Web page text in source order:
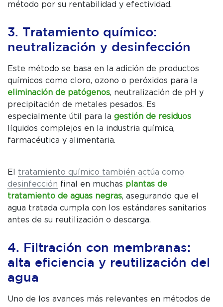
método por su rentabilidad y efectividad.
3. Tratamiento químico:
neutralización y desinfección
Este método se basa en la adición de productos
químicos como cloro, ozono o peróxidos para la
eliminación de patógenos, neutralización de pH y
precipitación de metales pesados. Es
especialmente útil para la gestión de residuos
líquidos complejos en la industria química,
farmacéutica y alimentaria.
El tratamiento químico también actúa como
desinfección final en muchas plantas de
tratamiento de aguas negras, asegurando que el
agua tratada cumpla con los estándares sanitarios
antes de su reutilización o descarga.
4. Filtración con membranas:
alta eficiencia y reutilización del
agua
Uno de los avances más relevantes en métodos de